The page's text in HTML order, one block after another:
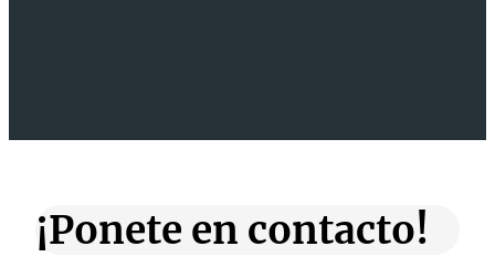
¡Ponete en contacto!